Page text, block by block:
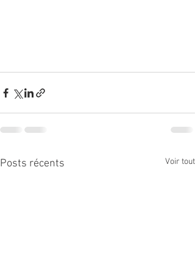
Posts récents Voir tout